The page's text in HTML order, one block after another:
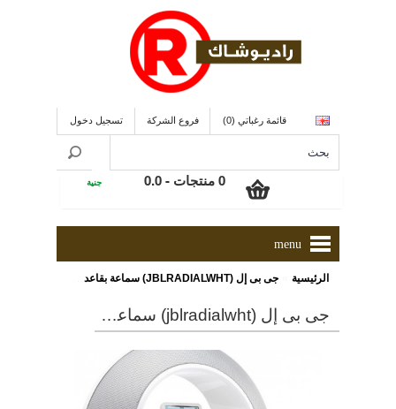
قائمة رغباتي (0) فروع الشركة تسجيل دخول
0 منتجات - 0.0 جنية
menu
الرئيسية جى بى إل (JBLRADIALWHT) سماعة بقاعدة شحن RADIALWHT لأجهزة الأى بود و ذو لون أبيض
جى بى إل (jblradialwht) سماعة بقاعدة شحن radialwht لأجهزة الأى بود و ذو لون أبيض